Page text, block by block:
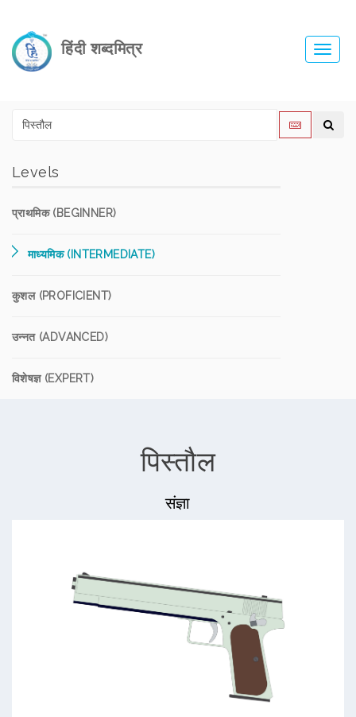
हिंदी शब्दमित्र
Levels
प्राथमिक (BEGINNER)
माध्यमिक (INTERMEDIATE)
कुशल (PROFICIENT)
उन्नत (ADVANCED)
विशेषज्ञ (EXPERT)
पिस्तौल
संज्ञा